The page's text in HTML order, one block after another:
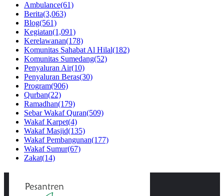
Ambulance(61)
Berita(3,063)
Blog(561)
Kegiatan(1,091)
Kerelawanan(178)
Komunitas Sahabat Al Hilal(182)
Komunitas Sumedang(52)
Penyaluran Air(10)
Penyaluran Beras(30)
Program(906)
Qurban(22)
Ramadhan(179)
Sebar Wakaf Quran(509)
Wakaf Karpet(4)
Wakaf Masjid(135)
Wakaf Pembangunan(177)
Wakaf Sumur(67)
Zakat(14)